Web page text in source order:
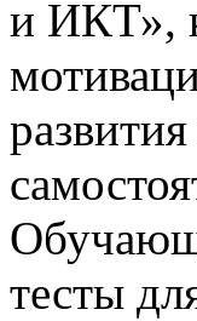
и ИКТ»,
тесты